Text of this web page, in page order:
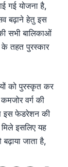
गई योजना है,
बढ़ाने हेतु इस
सभी बालिकाओं
के तहत पुरस्कार
को पुरस्कृत कर
वर्ग की
इस फेडरेशन की
इसलिए यह
जाता है,